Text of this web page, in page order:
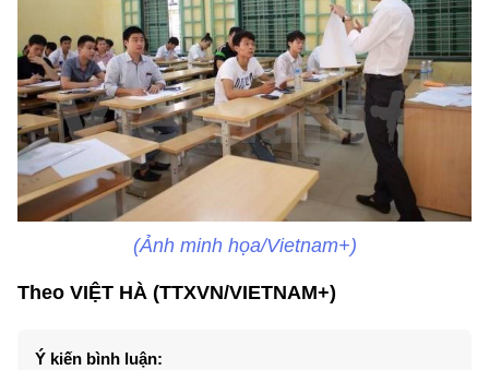
(Ảnh minh họa/Vietnam+)
Theo VIỆT HÀ (TTXVN/VIETNAM+)
Ý kiến bình luận: